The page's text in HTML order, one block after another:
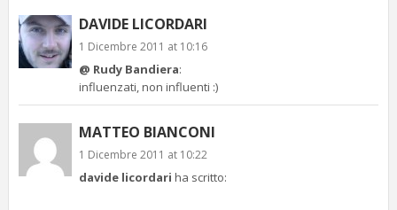
DAVIDE LICORDARI
1 Dicembre 2011 at 10:16
@ Rudy Bandiera:
influenzati, non influenti :)
MATTEO BIANCONI
1 Dicembre 2011 at 10:22
davide licordari ha scritto: